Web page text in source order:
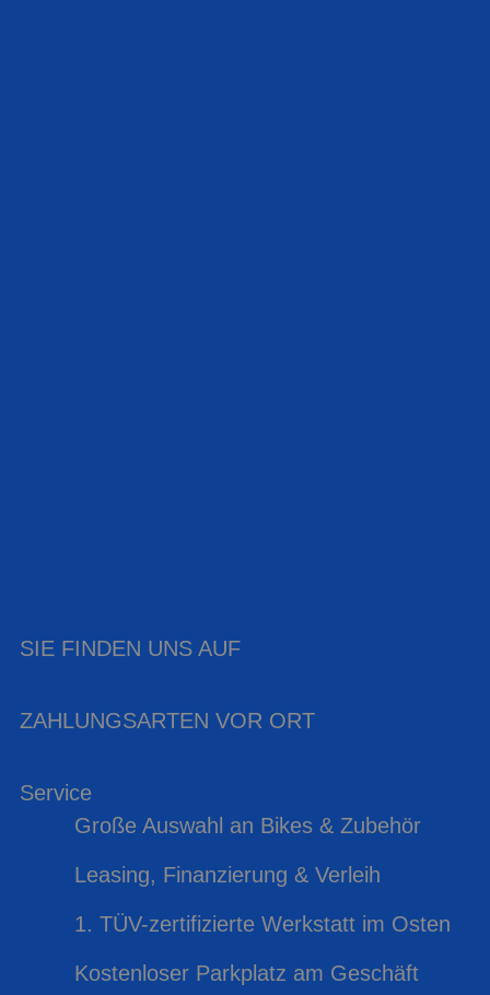
SIE FINDEN UNS AUF
ZAHLUNGSARTEN VOR ORT
Service
Große Auswahl an Bikes & Zubehör
Leasing, Finanzierung & Verleih
1. TÜV-zertifizierte Werkstatt im Osten
Kostenloser Parkplatz am Geschäft